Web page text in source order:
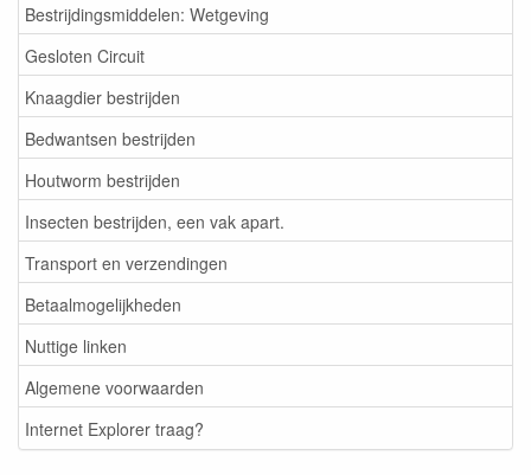
Bestrijdingsmiddelen: Wetgeving
Gesloten Circuit
Knaagdier bestrijden
Bedwantsen bestrijden
Houtworm bestrijden
Insecten bestrijden, een vak apart.
Transport en verzendingen
Betaalmogelijkheden
Nuttige linken
Algemene voorwaarden
Internet Explorer traag?